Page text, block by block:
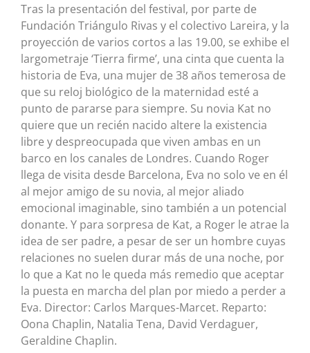
Tras la presentación del festival, por parte de
Fundación Triángulo Rivas y el colectivo Lareira, y la
proyección de varios cortos a las 19.00, se exhibe el
largometraje ‘Tierra firme’, una cinta que cuenta la
historia de Eva, una mujer de 38 años temerosa de
que su reloj biológico de la maternidad esté a
punto de pararse para siempre. Su novia Kat no
quiere que un recién nacido altere la existencia
libre y despreocupada que viven ambas en un
barco en los canales de Londres. Cuando Roger
llega de visita desde Barcelona, Eva no solo ve en él
al mejor amigo de su novia, al mejor aliado
emocional imaginable, sino también a un potencial
donante. Y para sorpresa de Kat, a Roger le atrae la
idea de ser padre, a pesar de ser un hombre cuyas
relaciones no suelen durar más de una noche, por
lo que a Kat no le queda más remedio que aceptar
la puesta en marcha del plan por miedo a perder a
Eva. Director: Carlos Marques-Marcet. Reparto:
Oona Chaplin, Natalia Tena, David Verdaguer,
Geraldine Chaplin.